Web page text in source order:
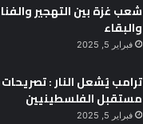
شعب غزة بين التهجير
والبقاء
فبراير 5, 2025
ترامب يُشعل النار :
مستقبل الفلسطينيين
فبراير 5, 2025